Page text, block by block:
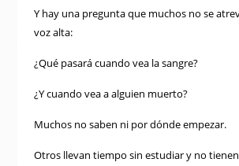
Y hay una pregunta que muchos no se
voz alta:
¿Qué pasará cuando vea la sangre?
¿Y cuando vea a alguien muerto?
Muchos no saben ni por dónde empezar.
Otros llevan tiempo sin estudiar y no